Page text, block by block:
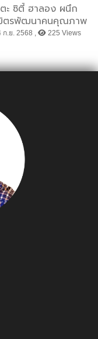
ะ ซิตี้ ฮาลอง ผนึก
ตรพัฒนาคนคุณภาพ
าคเศรษฐกิจฟู้เถาะ
.ย. 2568 , 225 Views